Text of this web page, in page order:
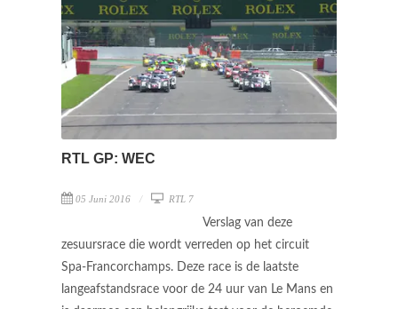
RTL GP: WEC
05 Juni 2016 RTL 7
Verslag van deze
zesuursrace die wordt verreden op het circuit
Spa-Francorchamps. Deze race is de laatste
langeafstandsrace voor de 24 uur van Le Mans en